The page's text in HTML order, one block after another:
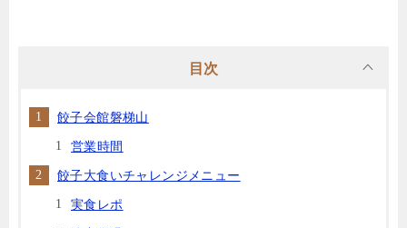
目次
餃子会館磐梯山
営業時間
餃子大食いチャレンジメニュー
実食レポ